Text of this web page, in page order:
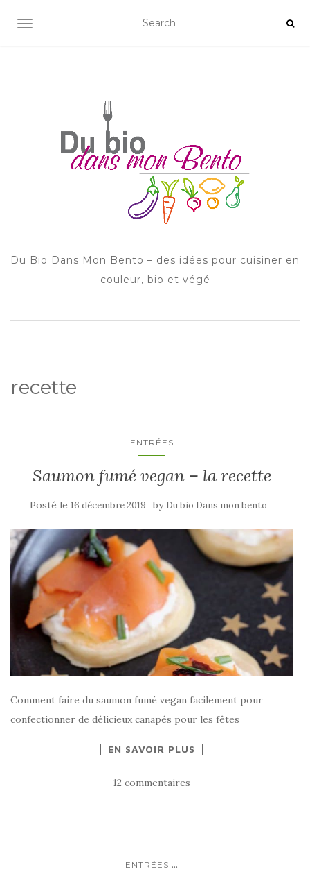
AFFICHER/MASQUER LA NAVIGATION
Du Bio Dans Mon Bento – des idées pour cuisiner en
couleur, bio et végé
recette
ENTRÉES
Saumon fumé vegan – la recette
Posté le 16 décembre 2019 by Du bio Dans mon bento
Comment faire du saumon fumé vegan facilement pour
confectionner de délicieux canapés pour les fêtes
EN SAVOIR PLUS
12 commentaires
ENTRÉES ...